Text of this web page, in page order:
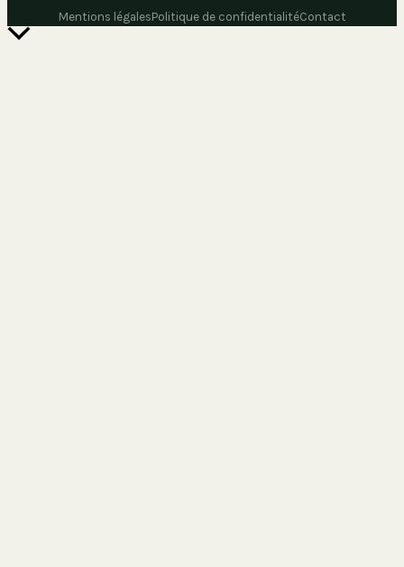
Mentions légalesPolitique de confidentialitéContact